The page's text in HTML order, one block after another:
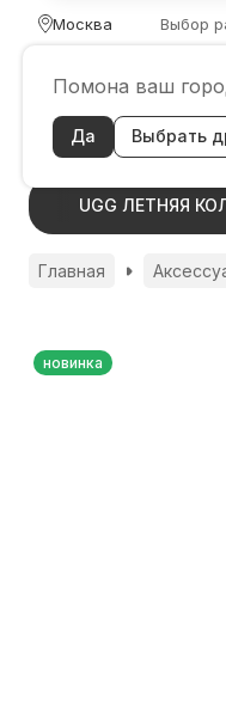
Москва
Помона ваш
Да Выбрать
Выбор
UGG ЛЕТНЯЯ
Главная
новинка